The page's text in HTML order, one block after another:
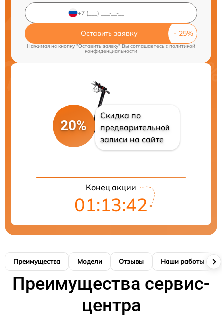
Оставить заявку
Нажимая на кнопку "Оставить заявку" Вы соглашаетесь cполитикой
конфиденциальности
20%
Скидка по
предварительной
записи на сайте
Конец акции
01:13:42
Преимущества Модели Отзывы Наши работы
Преимущества сервис-
центра